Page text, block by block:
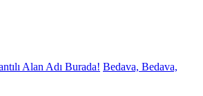
Alan Adı Burada! Bedava, Bedava,